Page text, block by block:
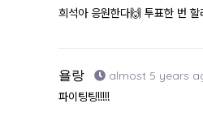
희석아 응원한다🙌 투표한 번
욜랑 almost 5 years
파이팅팅!!!!!